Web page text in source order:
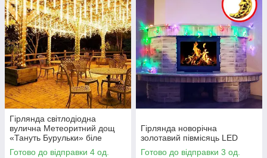
Гірлянда світлодіодна
вулична Метеоритний дощ
«Тануть Бурульки» біле
тепле світло
Готово до відправки 4 од.
Гірлянда новорічна
золотавий півмісяць LED
Готово до відправки 3 од.